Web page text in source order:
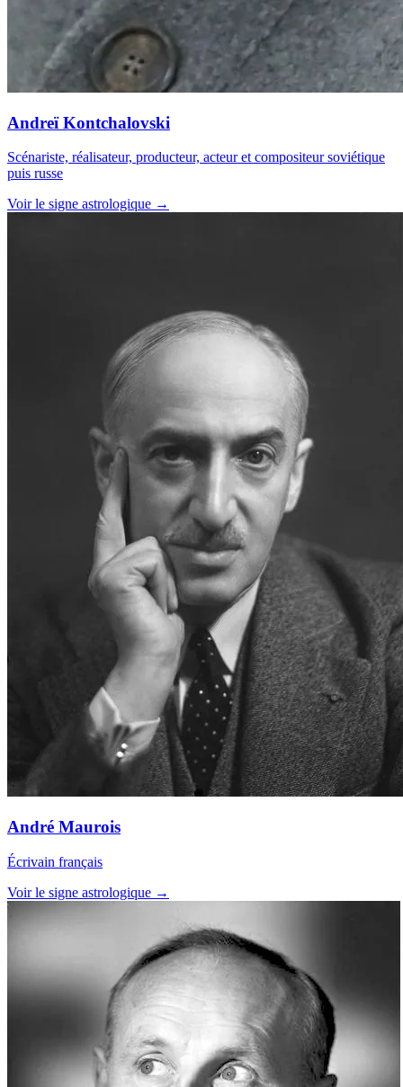
Andreï Kontchalovski
Scénariste, réalisateur, producteur, acteur et compositeur soviétique
puis russe
Voir le signe astrologique →
André Maurois
Écrivain français
Voir le signe astrologique →